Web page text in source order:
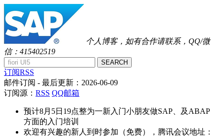
个人博客，如有合作请联系，QQ/微
信：415402519
SEARCH
订阅RSS
邮件订阅 - 最后更新： 2026-06-09
订阅源： RSS QQ邮箱
预计8月5日19点整为一新入门小朋友做SAP、及ABAP
方面的入门培训
欢迎有兴趣的新人到时参加（免费），腾讯会议地址：